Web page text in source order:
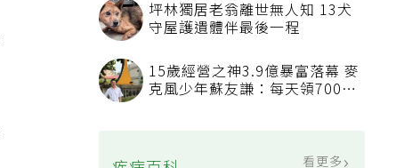
坪林獨居老翁離世無人知 13犬
守屋護遺體伴最後一程
15歲經營之神3.9億暴富落幕 麥